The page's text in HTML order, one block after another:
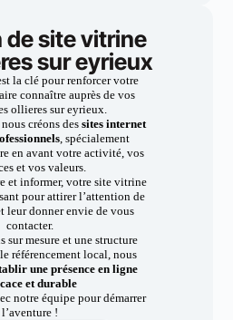
de site vitrine
sur eyrieux
la clé pour renforcer votre
connaître auprès de vos
ollieres sur eyrieux.
créons dessites internet
, spécialement
en avant votre activité, vos
et vos valeurs.
et informer, votre site vitrine
pour attirer l’attention de
leur donner envie de vous
contacter.
sur mesure et une structure
référencement local, nous
une présence en ligne
et durable
notre équipe pour démarrer
l’aventure !